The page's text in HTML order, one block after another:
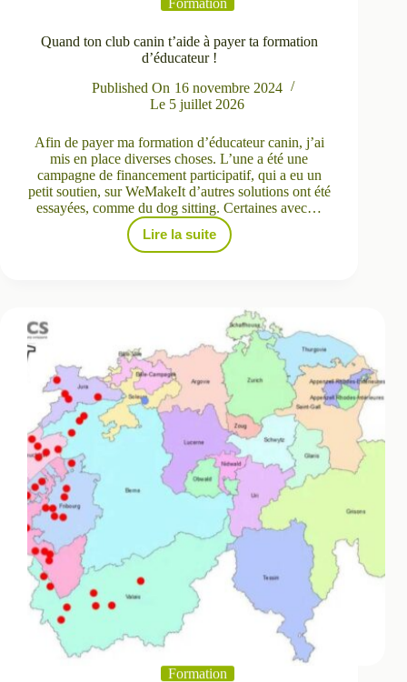
Quand ton club canin t’aide à payer ta formation
d’éducateur !
Published On 16 novembre 2024
Le 5 juillet 2026
Afin de payer ma formation d’éducateur canin, j’ai
mis en place diverses choses. L’une a été une
campagne de financement participatif, qui a eu un
petit soutien, sur WeMakeIt d’autres solutions ont été
essayées, comme du dog sitting. Certaines avec…
Lire la suite
Quand
ton
ta
formation
d’éducateur
!
Formation